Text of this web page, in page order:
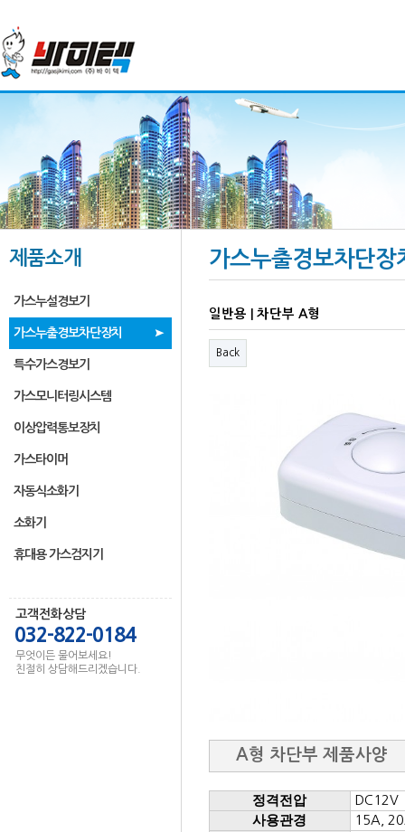
제품소개
가스누설경보기
가스누출경보차단장치
특수가스경보기
가스모니터링시스템
이상압력통보장치
가스타이머
자동식소화기
소화기
휴대용 가스검지기
고객전화상담
032-822-0184
무엇이든 물어보세요!
친절히 상담해드리겠습니다.
가스누출경보차단장
일반용 | 차단부 A형
Back
A형 차단부 제품사양
정격전압 DC12V
사용관경 15A,